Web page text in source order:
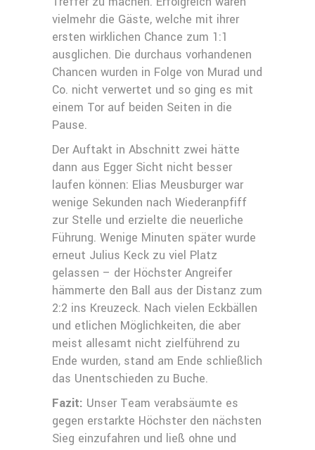
vielmehr die Gäste, welche mit ihrer
ersten wirklichen Chance zum 1:1
ausglichen. Die durchaus vorhandenen
Chancen wurden in Folge von Murad und
Co. nicht verwertet und so ging es mit
einem Tor auf beiden Seiten in die
Pause.
Der Auftakt in Abschnitt zwei hätte
dann aus Egger Sicht nicht besser
laufen können: Elias Meusburger war
wenige Sekunden nach Wiederanpfiff
zur Stelle und erzielte die neuerliche
Führung. Wenige Minuten später wurde
erneut Julius Keck zu viel Platz
gelassen – der Höchster Angreifer
hämmerte den Ball aus der Distanz zum
2:2 ins Kreuzeck. Nach vielen Eckbällen
und etlichen Möglichkeiten, die aber
meist allesamt nicht zielführend zu
Ende wurden, stand am Ende schließlich
das Unentschieden zu Buche.
Fazit: Unser Team verabsäumte es
gegen erstarkte Höchster den nächsten
Sieg einzufahren und ließ ohne und